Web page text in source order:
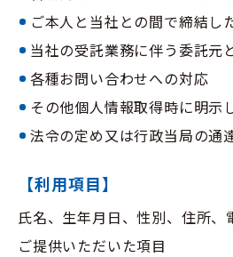
ご本人と当社との間で締結し
当社の受託業務に伴う委託元
各種お問い合わせへの対応
その他個人情報取得時に明示
法令の定め又は行政当局の通
【利用項目】
氏名、生年月日、性別、住所
ご提供いただいた項目